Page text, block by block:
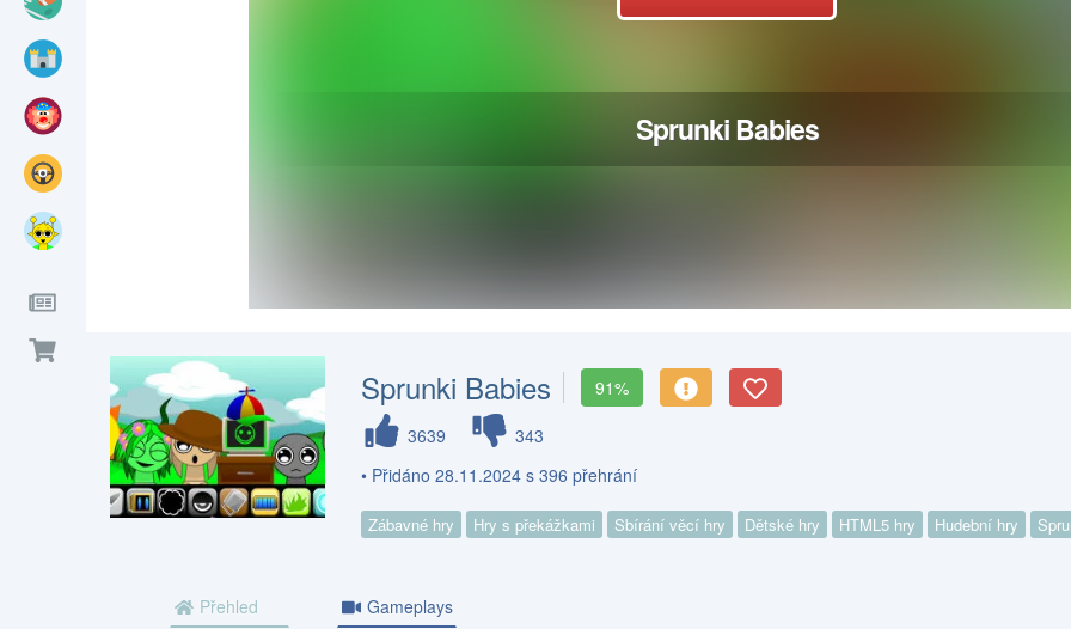
Sprunki Babies
91%
3639
343
• Přidáno 28.11.2024 s 396 přehrání
Zábavné hry Hry s překážkami Sbírání věcí hry Dětské hry HTML5 hry Hudební hry
Přehled Gameplays